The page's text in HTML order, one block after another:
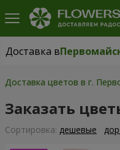
Доставка в
Доставка в
Доставка цветов в г.
Заказать
Cортировка: дешевые